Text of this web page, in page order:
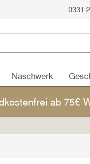
0331
Naschwerk
ab 75€